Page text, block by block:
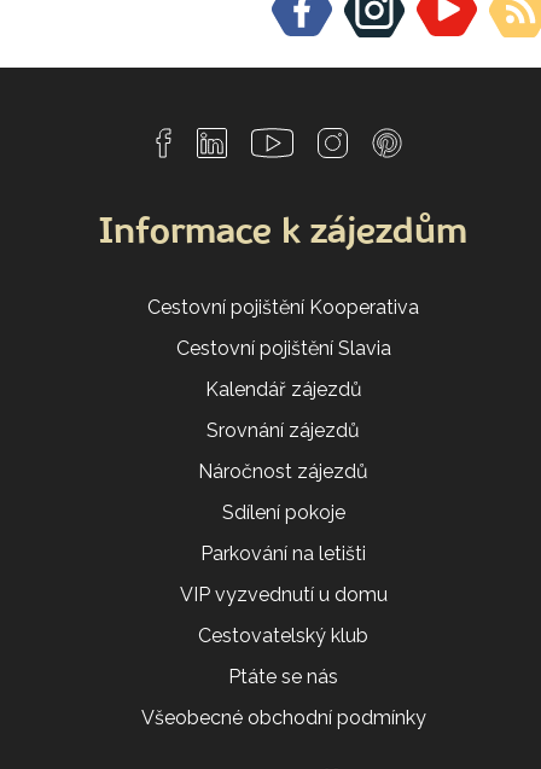
Informace k zájezdům
Cestovní pojištění Kooperativa
Cestovní pojištění Slavia
Kalendář zájezdů
Srovnání zájezdů
Náročnost zájezdů
Sdílení pokoje
Parkování na letišti
VIP vyzvednutí u domu
Cestovatelský klub
Ptáte se nás
Všeobecné obchodní podmínky